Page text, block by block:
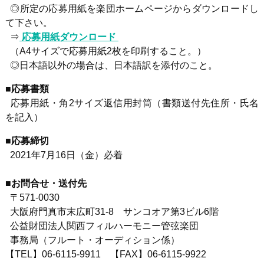
◎所定の応募用紙を楽団ホームページからダウンロードし
て下さい。
⇒ 応募用紙ダウンロード
（A4サイズで応募用紙2枚を印刷すること。）
◎日本語以外の場合は、日本語訳を添付のこと。
■応募書類
応募用紙・角 2サイズ返信用封筒（書類送付先住所・氏名
を記入）
■応募締切
2021年7 月 16日（金）必着
■お問合せ・送付先
〒 571-0030
大阪府門真市末広町31-8サンコオア第3ビル6階
公益財団法人関西フィルハーモニー管弦楽団
事務局（フルート・オーディション係）
【TEL 】 06-6115-9911 【 FAX 】 06-6115-9922